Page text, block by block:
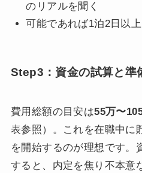
のリアルを聞く
可能であれば1泊2日以
Step3：資金の試算と準
費用総額の目安は55万〜
表参照）。これを在職中に
を開始するのが理想です。
すると、内定を焦り不本意